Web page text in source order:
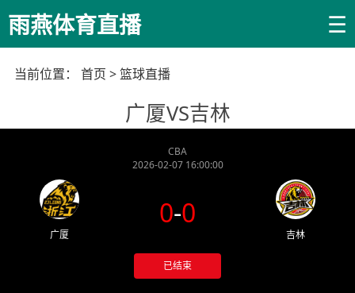
雨燕体育直播 ☰
当前位置： 首页 >篮球直播
广厦VS吉林
CBA
2026-02-07 16:00:00
广厦
0-0
已结束
吉林